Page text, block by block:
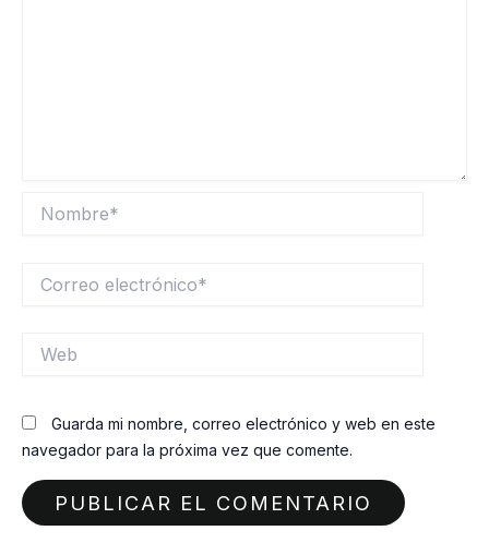
electrónico*
Guarda mi nombre, correo electrónico y web en este
navegador para la próxima vez que comente.